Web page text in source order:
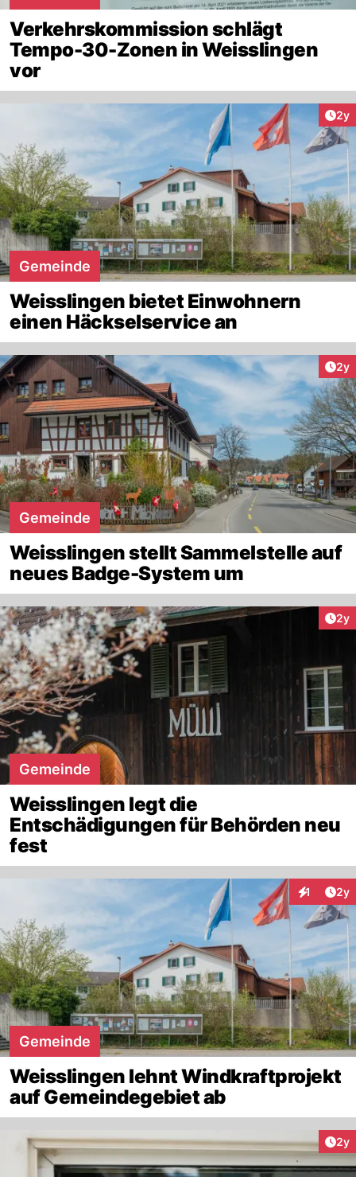
Verkehrskommission schlägt
Tempo-30-Zonen in Weisslingen
vor
2y
Gemeinde
Weisslingen bietet Einwohnern
einen Häckselservice an
2y
Gemeinde
Weisslingen stellt Sammelstelle auf
neues Badge-System um
2y
Gemeinde
Weisslingen legt die
Entschädigungen für Behörden neu
fest
1 2y
Gemeinde
Weisslingen lehnt Windkraftprojekt
auf Gemeindegebiet ab
2y